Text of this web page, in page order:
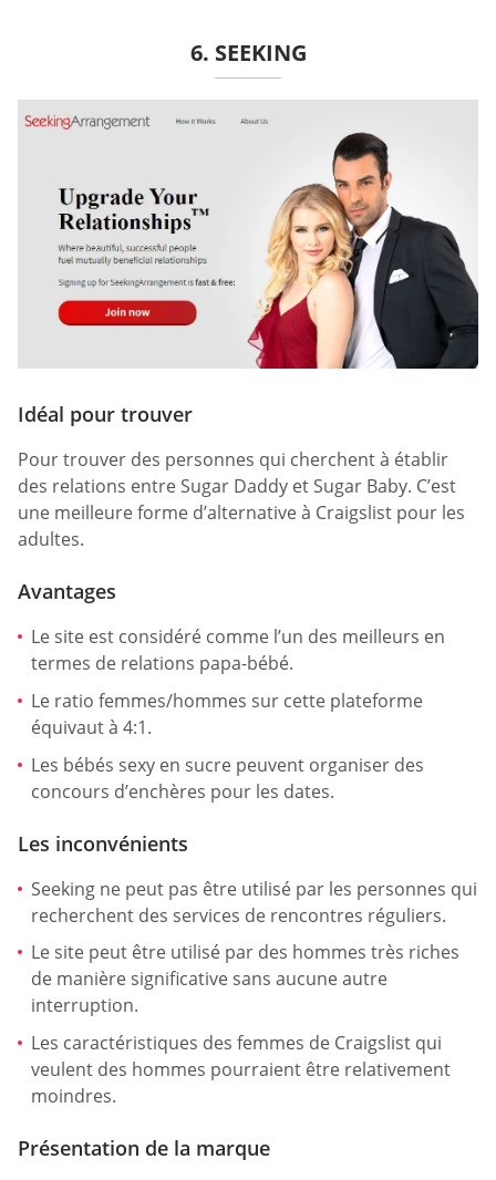
6. SEEKING
Idéal pour trouver
Pour trouver des personnes qui cherchent à établir
des relations entre Sugar Daddy et Sugar Baby. C’est
une meilleure forme d’alternative à Craigslist pour les
adultes.
Avantages
Le site est considéré comme l’un des meilleurs en
termes de relations papa-bébé.
Le ratio femmes/hommes sur cette plateforme
équivaut à 4:1.
Les bébés sexy en sucre peuvent organiser des
concours d’enchères pour les dates.
Les inconvénients
Seeking ne peut pas être utilisé par les personnes qui
recherchent des services de rencontres réguliers.
Le site peut être utilisé par des hommes très riches
de manière significative sans aucune autre
interruption.
Les caractéristiques des femmes de Craigslist qui
veulent des hommes pourraient être relativement
moindres.
Présentation de la marque